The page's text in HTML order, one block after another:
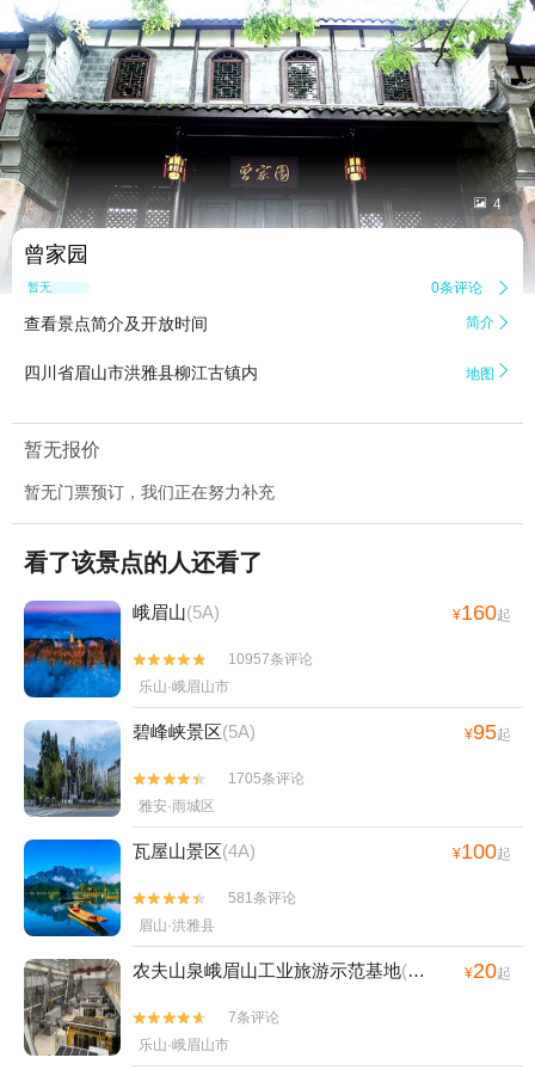
 4
曾家园
暂无点评 0条评论 
查看景点简介及开放时间 简介 
四川省眉山市洪雅县柳江古镇内 地图 
暂无报价
暂无门票预订，我们正在努力补充
看了该景点的人还看了
峨眉山(5A) ¥160起


10957条评论
乐山·峨眉山市
碧峰峡景区(5A) ¥95起


1705条评论
雅安·雨城区
瓦屋山景区(4A) ¥100起


581条评论
眉山·洪雅县
农夫山泉峨眉山工业旅游示范基地(4A) ¥20起


7条评论
乐山·峨眉山市
